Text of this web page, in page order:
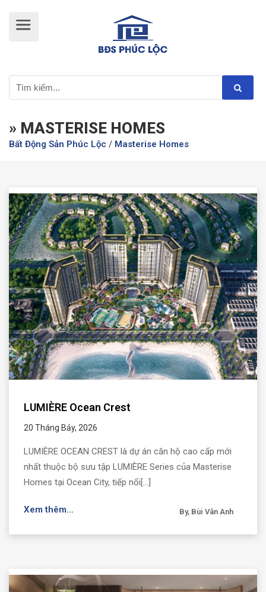
» MASTERISE HOMES
Bất Động Sản Phúc Lộc / Masterise Homes
LUMIÈRE Ocean Crest
20 Tháng Bảy, 2026
LUMIÈRE OCEAN CREST là dự án căn hộ cao cấp mới
nhất thuộc bộ sưu tập LUMIÈRE Series của Masterise
Homes tại Ocean City, tiếp nối[...]
Xem thêm... By, Bùi Vân Anh